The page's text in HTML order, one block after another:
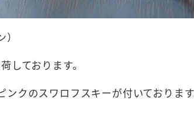
しております。
クのスワロフスキーが付いております